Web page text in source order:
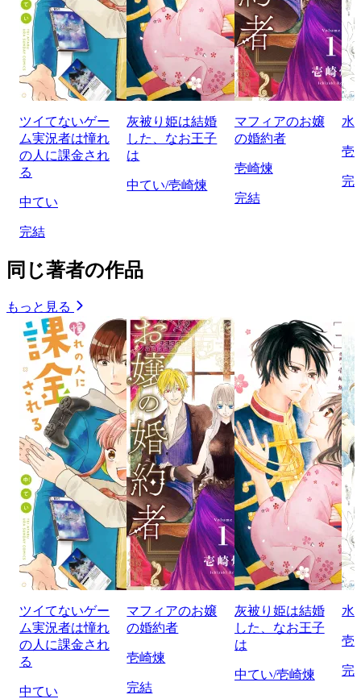
ツイてないゲー
ム実況者は憧れ
の人に課金され
る
中てい
完結
灰被り姫は結婚
した、なお王子
は
中てい/壱崎煉
マフィアのお嬢
の婚約者
壱崎煉
完結
水
壱
完
同じ著者の作品
もっと見る
ツイてないゲー
ム実況者は憧れ
の人に課金され
る
中てい
マフィアのお嬢
の婚約者
壱崎煉
完結
灰被り姫は結婚
した、なお王子
は
中てい/壱崎煉
水
壱
完